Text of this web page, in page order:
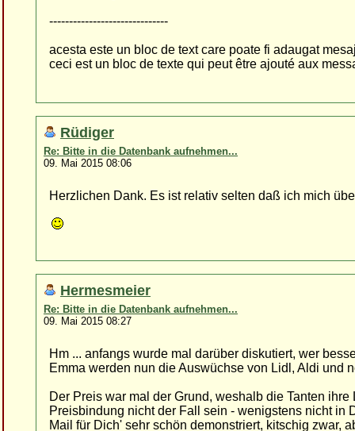
------------------------------
acesta este un bloc de text care poate fi adaugat
ceci est un bloc de texte qui peut être ajouté aux
Rüdiger
Re: Bitte in die Datenbank aufnehmen...
09. Mai 2015 08:06
Herzlichen Dank. Es ist relativ selten daß ich mich
Hermesmeier
Re: Bitte in die Datenbank aufnehmen...
09. Mai 2015 08:27
Hm ... anfangs wurde mal darüber diskutiert, wer
Emma werden nun die Auswüchse von Lidl, Aldi und
Der Preis war mal der Grund, weshalb die Tanten
Preisbindung nicht der Fall sein - wenigstens nicht in
Mail für Dich' sehr schön demonstriert, kitschig zwar,